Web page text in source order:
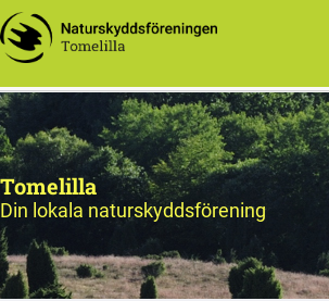
Tomelilla
Din lokala naturskyddsförening